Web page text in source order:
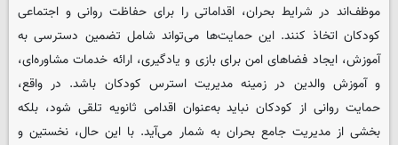
موظف‌اند در شرایط بحران، اقداماتی را برای حفاظت روانی و اجتماعی
کودکان اتخاذ کنند. این حمایت‌ها می‌تواند شامل تضمین دسترسی به
آموزش، ایجاد فضاهای امن برای بازی و یادگیری، ارائه خدمات مشاوره‌ای،
و آموزش والدین در زمینه مدیریت استرس کودکان باشد. در واقع،
حمایت روانی از کودکان نباید به‌عنوان اقدامی ثانویه تلقی شود، بلکه
بخشی از مدیریت جامع بحران به شمار می‌آید. با این حال، نخستین و